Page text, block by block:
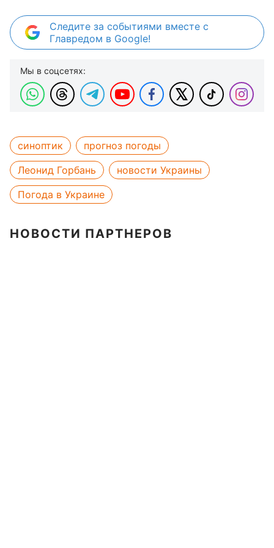
Следите за событиями вместе с
Главредом в Google!
Мы в соцсетях:
синоптик
прогноз погоды
Леонид Горбань
новости Украины
Погода в Украине
НОВОСТИ ПАРТНЕРОВ